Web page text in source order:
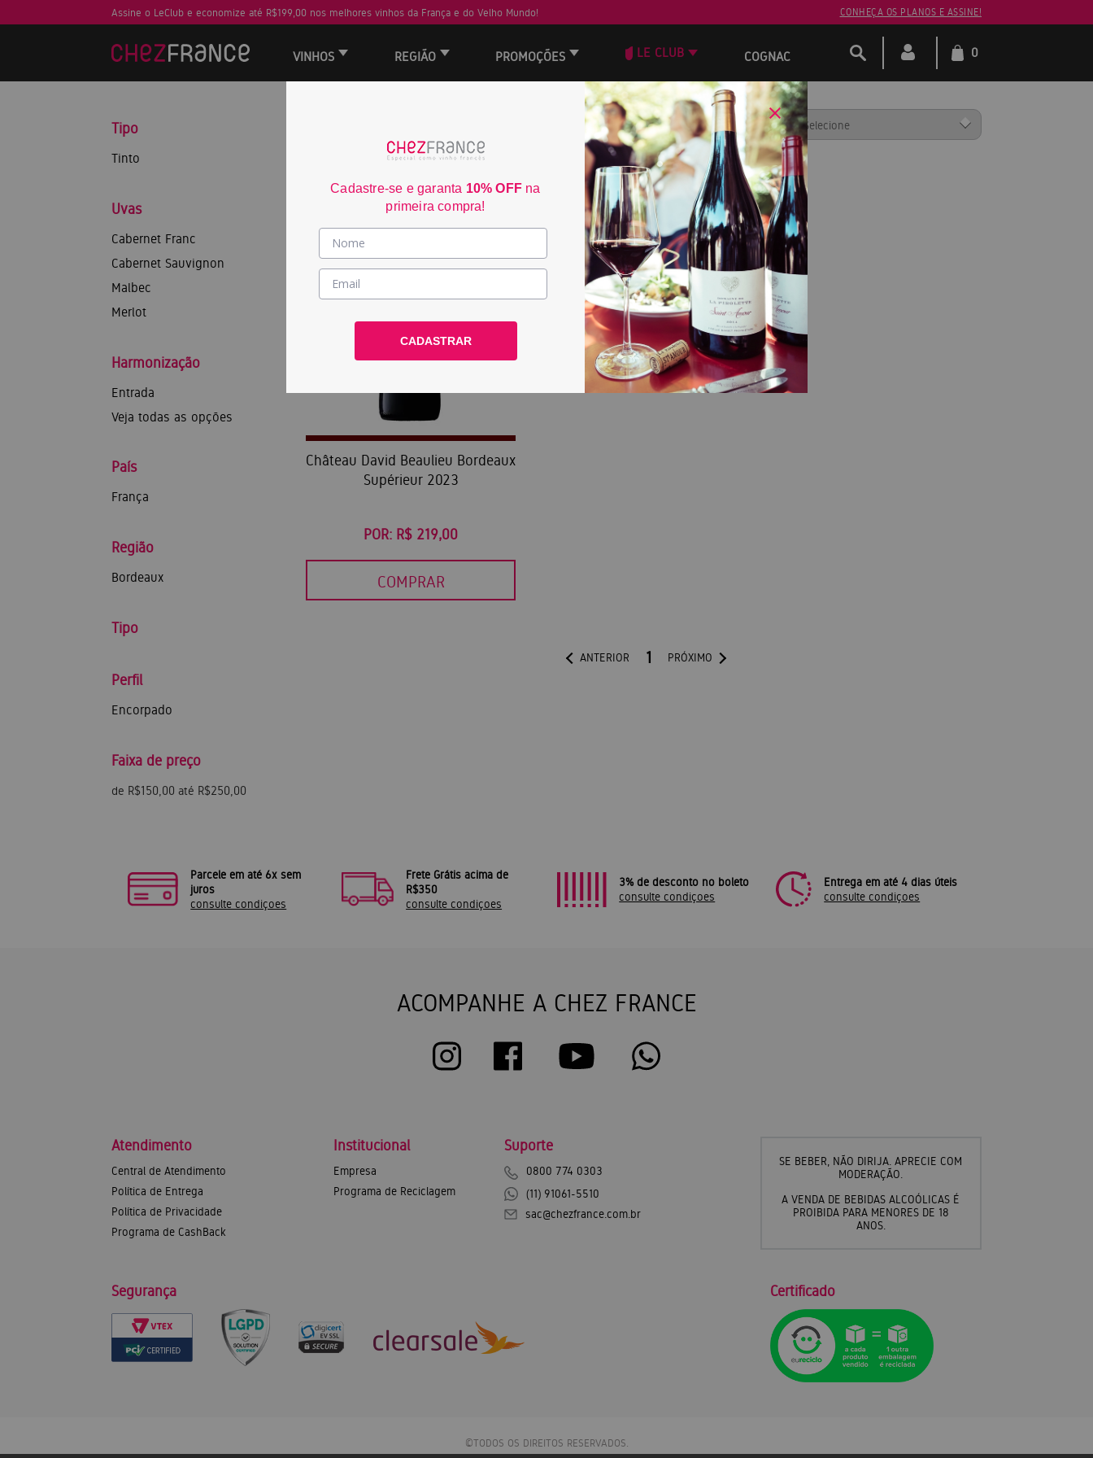
Assine o LeClub e economize até R$199,00 nos melhores vinhos da França e do Velho Mundo! CONHEÇA OS PLANOS E ASSINE!
VINHOS REGIÃO PROMOÇÕES LE CLUB COGNAC 0
Tipo
Tinto
Uvas
Cabernet Franc
Cabernet Sauvignon
Malbec
Merlot
Harmonização
Entrada
Veja todas as opções
País
França
Região
Bordeaux
Tipo
Perfil
Encorpado
Faixa de preço
de R$150,00 até R$250,00
ORDENAR POR:
Château David Beaulieu Bordeaux
Supérieur 2023
POR: R$ 219,00
COMPRAR
ANTERIOR 1 PRÓXIMO
Parcele em até 6x sem
juros
consulte condiçoes
Frete Grátis acima de
R$350
consulte condiçoes
3% de desconto no boleto
consulte condiçoes
Entrega em até 4 dias úteis
consulte condiçoes
ACOMPANHE A CHEZ FRANCE
Atendimento
Central de Atendimento
Política de Entrega
Política de Privacidade
Programa de CashBack
Institucional
Empresa
Programa de Reciclagem
Suporte
0800 774 0303
(11) 91061-5510
sac@chezfrance.com.br
SE BEBER, NÃO DIRIJA. APRECIE COM
MODERAÇÃO.
A VENDA DE BEBIDAS ALCOÓLICAS É
PROIBIDA PARA MENORES DE 18
ANOS.
Segurança Certificado
©TODOS OS DIREITOS RESERVADOS.
Cadastre-se e garanta 10% OFF na
primeira compra!
CADASTRAR